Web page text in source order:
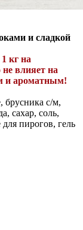
и сладкой
кг на
влияет на
и ароматным!
брусника с/м,
сахар, соль,
пирогов, гель